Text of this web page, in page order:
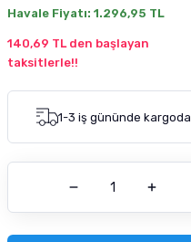
Havale Fiyatı: 1.296,95 TL
140,69 TL den başlayan
taksitlerle!!
1-3 iş gününde kargoda